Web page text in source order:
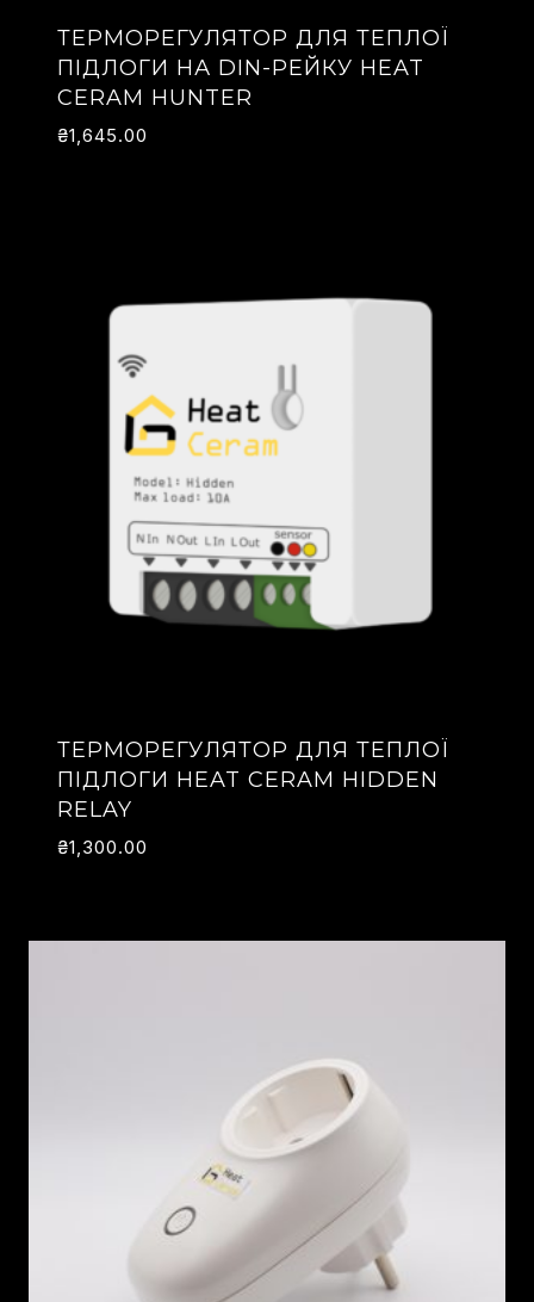
ТЕРМОРЕГУЛЯТОР ДЛЯ ТЕПЛОЇ
ПІДЛОГИ НА DIN-РЕЙКУ HEAT
CERAM HUNTER
₴1,645.00
ТЕРМОРЕГУЛЯТОР ДЛЯ ТЕПЛОЇ
ПІДЛОГИ HEAT CERAM HIDDEN
RELAY
₴1,300.00